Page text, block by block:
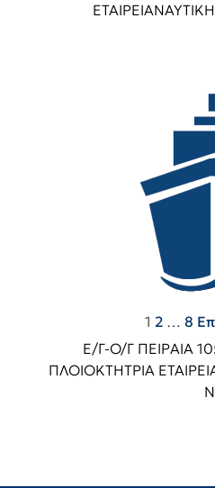
Ε/Γ-Ο/Γ ΠΕΙΡΑΙΑ
ΠΛΟΙΟΚΤΗΤΡΙΑ
1 2 … 8